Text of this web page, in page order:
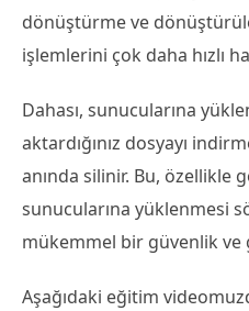
dönüştürme ve
işlemlerini çok daha hızlı
Dahası, sunucularına
aktardığınız dosyayı
anında silinir. Bu, özellikle
sunucularına yüklenmesi
mükemmel bir güvenlik ve
Aşağıdaki eğitim